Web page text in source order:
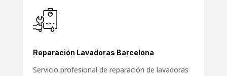
Reparación Lavadoras Barcelona
Servicio profesional de reparación de lavadoras